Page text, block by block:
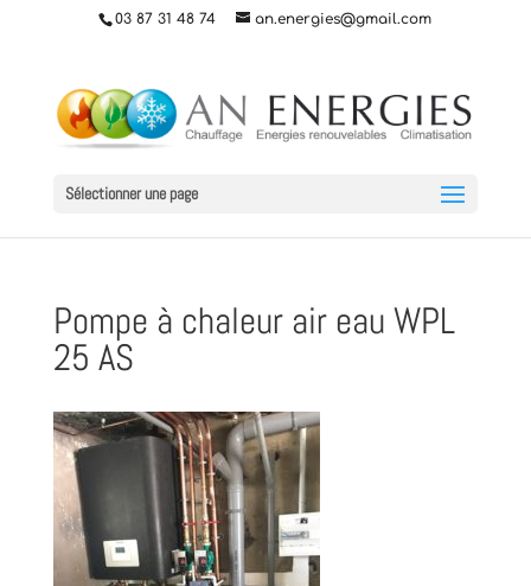
03 87 31 48 74 an.energies@gmail.com
Sélectionner une page
Pompe à chaleur air eau WPL
25 AS